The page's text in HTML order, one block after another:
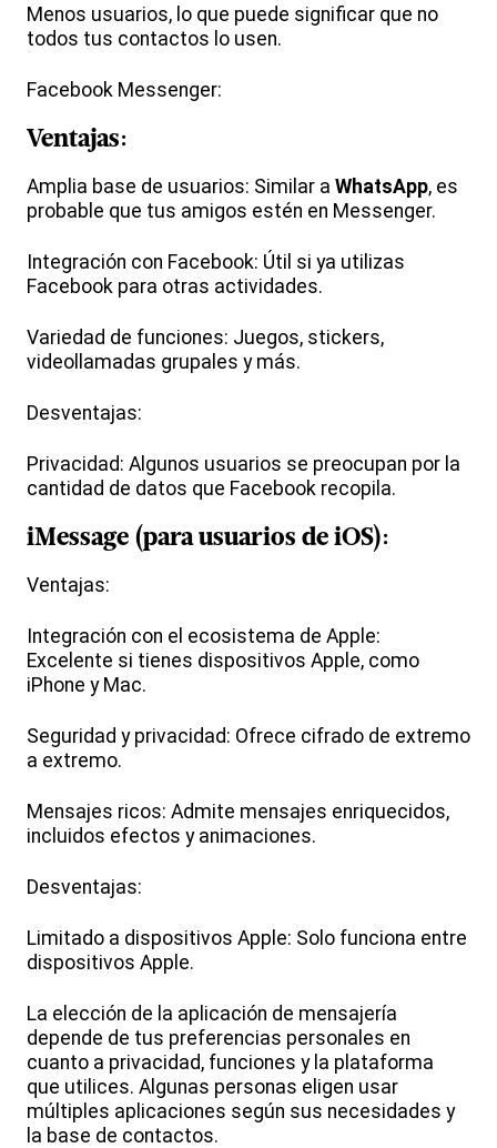
Menos usuarios, lo que puede significar que no
todos tus contactos lo usen.
Facebook Messenger:
Ventajas:
Amplia base de usuarios: Similar a WhatsApp, es
probable que tus amigos estén en Messenger.
Integración con Facebook: Útil si ya utilizas
Facebook para otras actividades.
Variedad de funciones: Juegos, stickers,
videollamadas grupales y más.
Desventajas:
Privacidad: Algunos usuarios se preocupan por la
cantidad de datos que Facebook recopila.
iMessage (para usuarios de iOS):
Ventajas:
Integración con el ecosistema de Apple:
Excelente si tienes dispositivos Apple, como
iPhone y Mac.
Seguridad y privacidad: Ofrece cifrado de extremo
a extremo.
Mensajes ricos: Admite mensajes enriquecidos,
incluidos efectos y animaciones.
Desventajas:
Limitado a dispositivos Apple: Solo funciona entre
dispositivos Apple.
La elección de la aplicación de mensajería
depende de tus preferencias personales en
cuanto a privacidad, funciones y la plataforma
que utilices. Algunas personas eligen usar
múltiples aplicaciones según sus necesidades y
la base de contactos.